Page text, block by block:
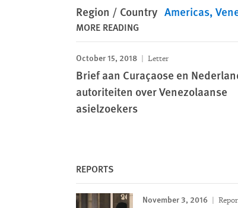
Region / Country Americas
MORE READING
October 15, 2018 Letter
Brief aan Curaçaose en
autoriteiten over Venezolaanse
asielzoekers
REPORTS
November 3, 2016